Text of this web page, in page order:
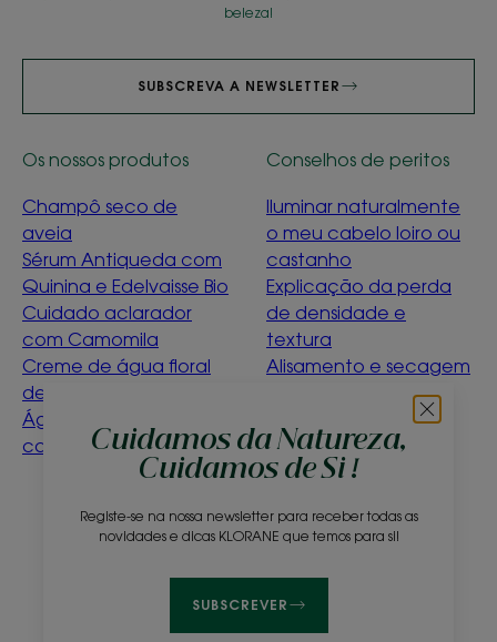
Cuidamos da Natureza,
Cuidamos de Si !
Registe-se na nossa newsletter para receber todas as
novidades e dicas KLORANE que temos para si!
SUBSCREVER
beleza!
SUBSCREVA A NEWSLETTER
Os nossos produtos
Champô seco de
aveia
Sérum Antiqueda com
Quinina e Edelvaisse Bio
Cuidado aclarador
com Camomila
Creme de água floral
de ciano bio
Água de limpeza de
calêndula para bebés
Conselhos de peritos
Iluminar naturalmente
o meu cabelo loiro ou
castanho
Explicação da perda
de densidade e
textura
Alisamento e secagem
Aquatique
O que significa ser
Perguntas frequentesContacto